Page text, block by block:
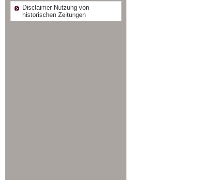
Disclaimer Nutzung von
historischen Zeitungen